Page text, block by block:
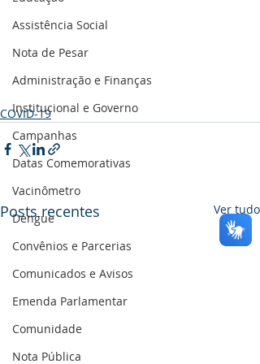
Assistência Social
Nota de Pesar
Administração e Finanças
Institucional e Governo
Campanhas
Datas Comemorativas
Vacinômetro
Dengue
Convênios e Parcerias
Comunicados e Avisos
Emenda Parlamentar
Comunidade
Nota Pública
COVID-19
Posts recentes Ver tudo